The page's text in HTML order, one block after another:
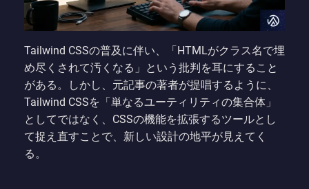
Tailwind CSSの普及に伴い、「HTMLがクラス名で埋
め尽くされて汚くなる」という批判を耳にすること
がある。しかし、元記事の著者が提唱するように、
Tailwind CSSを「単なるユーティリティの集合体」
としてではなく、CSSの機能を拡張するツールとし
て捉え直すことで、新しい設計の地平が見えてく
る。